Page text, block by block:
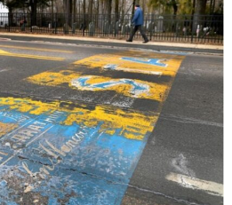
size.size.size.